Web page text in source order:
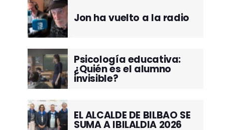
Jon ha vuelto a la radio
Psicología educativa:
¿Quién es el alumno
invisible?
EL ALCALDE DE BILBAO SE
SUMA A IBILALDIA 2026